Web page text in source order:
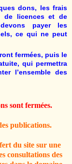
dons, les frais
de licences et de
payer les
ce qui ne peut
fermées, puis le
qui permettra
l’ensemble des
sont fermées.
publications.
du site sur une
consultations des